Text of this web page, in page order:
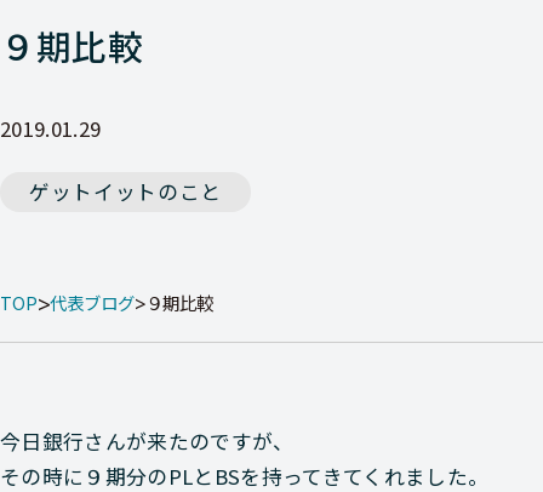
９期比較
2019.01.29
ゲットイットのこと
TOP 代表ブログ ９期比較
今日銀行さんが来たのですが、
その時に９期分のPLとBSを持ってきてくれました。